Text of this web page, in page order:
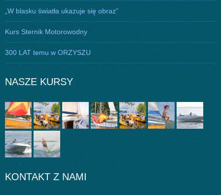
„W blasku światła ukazuje się obraz”
Kurs Sternik Motorowodny
300 LAT temu w ORZYSZU
NASZE KURSY
KONTAKT Z NAMI